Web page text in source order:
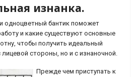
изнанка.
одноцветный бантик поможет
и какие существуют основные
чтобы получить идеальный
лицевой стороны, но и с изнаночной.
Прежде чем приступать к